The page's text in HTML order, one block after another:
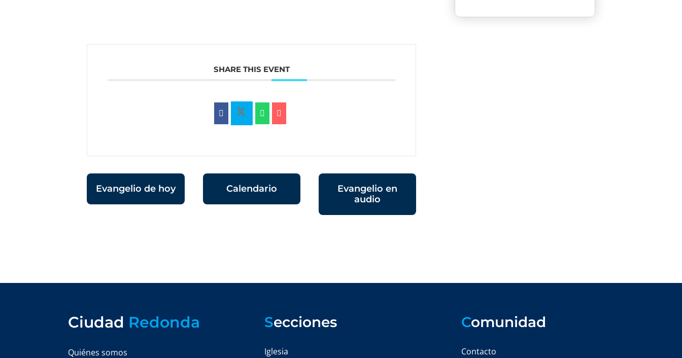
SHARE THIS EVENT
Evangelio de hoy Calendario
Evangelio en
audio
Ciudad Redonda
Quiénes somos
Secciones
Iglesia
Comunidad
Contacto